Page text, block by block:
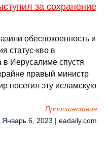
за сохранение
обеспокоенность и
статус-кво в
в Иерусалиме спустя
правый министр
посетил эту исламскую
Происшествия
Январь 6, 2023 | eadaily.com